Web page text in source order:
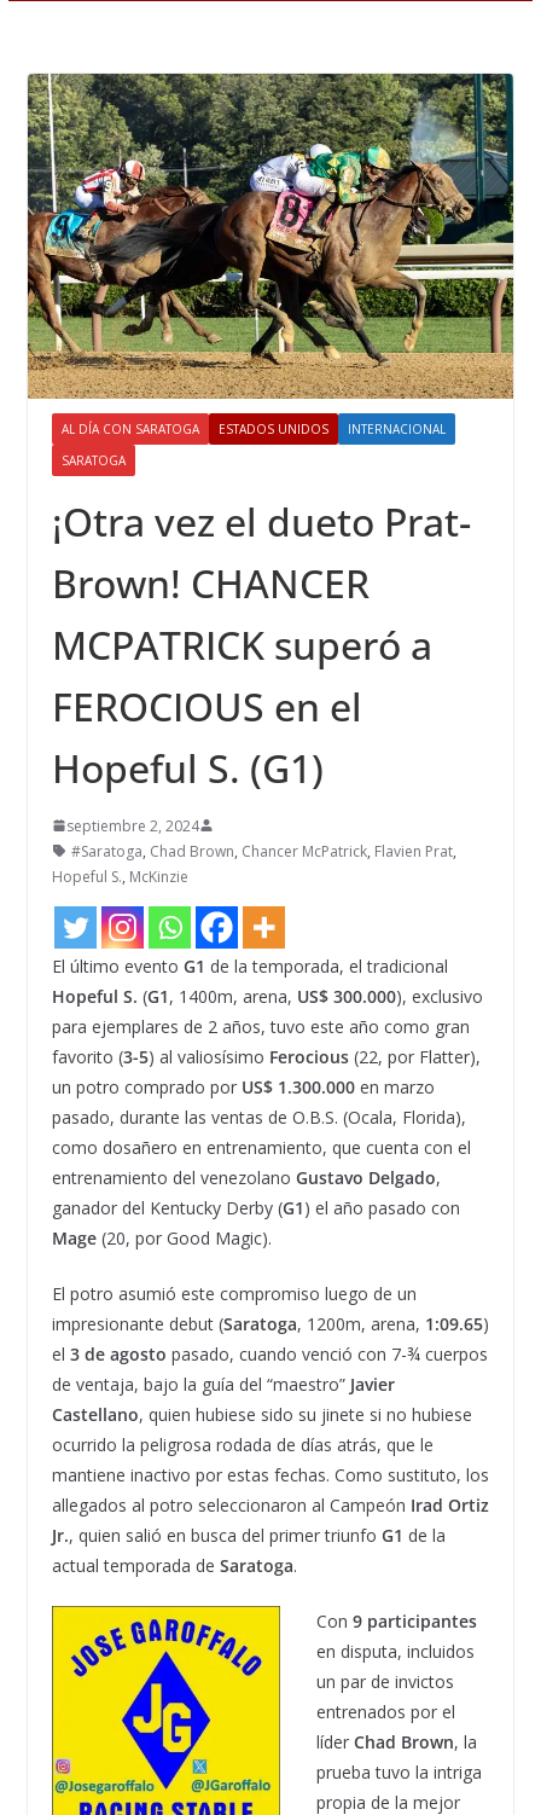
AL DÍA CON SARATOGA ESTADOS UNIDOS
INTERNACIONAL
SARATOGA
¡Otra vez el dueto Prat-
Brown! CHANCER
MCPATRICK superó a
FEROCIOUS en el
Hopeful S. (G1)
septiembre 2, 2024
#Saratoga, Chad Brown, Chancer McPatrick, Flavien Prat,
Hopeful S., McKinzie
El último evento G1 de la temporada, el tradicional
Hopeful S. (G1, 1400m, arena, US$ 300.000), exclusivo
para ejemplares de 2 años, tuvo este año como gran
favorito (3-5) al valiosísimo Ferocious(22, por Flatter),
un potro comprado por US$ 1.300.000en marzo
pasado, durante las ventas de O.B.S. (Ocala, Florida),
como dosañero en entrenamiento, que cuenta con el
entrenamiento del venezolano Gustavo Delgado,
ganador del Kentucky Derby (G1) el año pasado con
Mage(20, por Good Magic).
El potro asumió este compromiso luego de un
impresionante debut (Saratoga, 1200m, arena, 1:09.65)
el 3 de agosto pasado, cuando venció con 7-¾ cuerpos
de ventaja, bajo la guía del “maestro” Javier
Castellano, quien hubiese sido su jinete si no hubiese
ocurrido la peligrosa rodada de días atrás, que le
mantiene inactivo por estas fechas. Como sustituto, los
allegados al potro seleccionaron al Campeón Irad Ortiz
Jr., quien salió en busca del primer triunfo G1 de la
actual temporada de Saratoga.
Con 9 participantes
en disputa, incluidos
un par de invictos
entrenados por el
líder Chad Brown, la
prueba tuvo la intriga
propia de la mejor